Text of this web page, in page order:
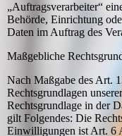
„Auftragsverarbeiter“
Behörde, Einrichtung
Daten im Auftrag des
Maßgebliche
Nach Maßgabe des Art.
Rechtsgrundlagen
Rechtsgrundlage in der
gilt Folgendes: Die
Einwilligungen ist Art. 6